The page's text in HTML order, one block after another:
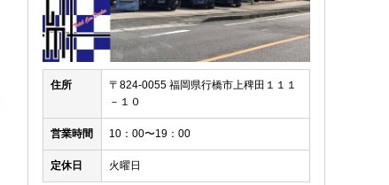
住所
〒824-0055 福岡県行橋市上稗田１１１
－１０
営業時間 10：00〜19：00
定休日 火曜日